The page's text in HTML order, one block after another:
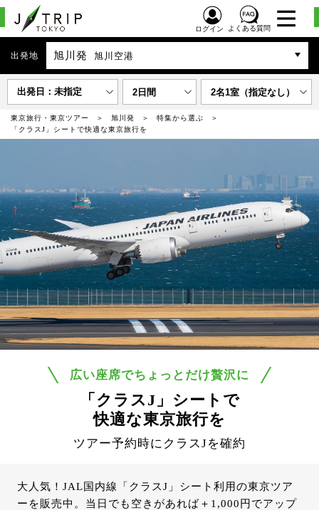
ログイン よくある質問
出発地 旭川発 旭川空港
出発日：未指定 2日間 2名1室（指定なし）
東京旅行・東京ツアー 旭川発
特集から選ぶ
「クラスJ」シートで快適な東京旅行を
広い座席でちょっとだけ贅沢に
「クラスJ」シートで
快適な東京旅行を
ツアー予約時にクラスJを確約
大人気！JAL国内線「クラスJ」シート利用の東京ツア
ーを販売中。当日でも空きがあれば＋1,000円でアップ